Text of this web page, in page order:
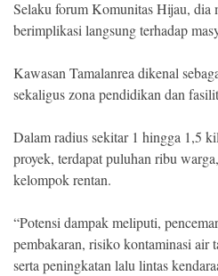
Selaku forum Komunitas Hijau, dia
berimplikasi langsung terhadap
Kawasan Tamalanrea dikenal
sekaligus zona pendidikan dan
Dalam radius sekitar 1 hingga 1,5
proyek, terdapat puluhan ribu
kelompok rentan.
“Potensi dampak meliputi,
pembakaran, risiko kontaminasi air
serta peningkatan lalu lintas